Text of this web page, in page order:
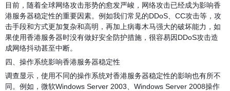
目前，随着全球网络攻击形势的愈发严峻，网络攻击已经成为影响香
港服务器稳定性的重要因素。例如我们常见的DDoS、CC攻击等，攻
击手段和方式更加复杂和高明，再加上病毒木马强大的破坏能力，如
果使用香港服务器时没有做好安全防护措施，很容易因DDoS攻击造
成网络抖动甚至中断。
四、操作系统影响香港服务器稳定性
调查显示，使用不同的操作系统对香港服务器稳定性的影响也有所不
同。例如，微软Windows Server 2003、Windows Server 2008操作